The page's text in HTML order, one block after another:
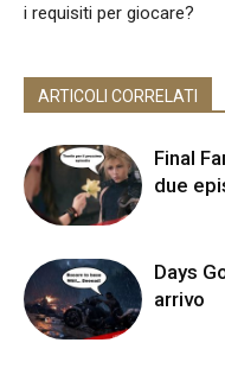
i requisiti per giocare?
ARTICOLI CORRELATI
Final
due
Days
arrivo